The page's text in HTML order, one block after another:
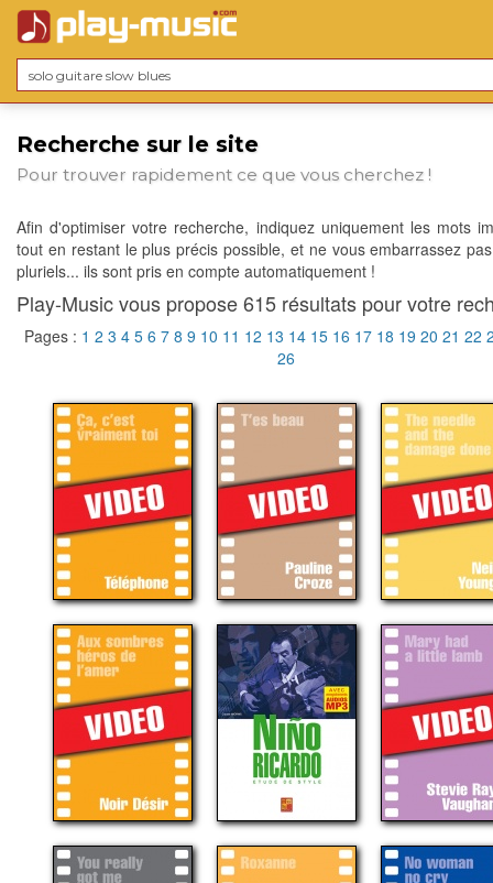
Recherche sur le site
Pour trouver rapidement ce que vous cherchez !
Afin d'optimiser votre recherche, indiquez uniquement les mots
tout en restant le plus précis possible, et ne vous embarrassez
pluriels... ils sont pris en compte automatiquement !
Play-Music vous propose 615 résultats pour votre
Pages : 1 2 3 4 5 6 7 8 9 10 11 12 13 14 15 16 17 18 19 20 21 22
26